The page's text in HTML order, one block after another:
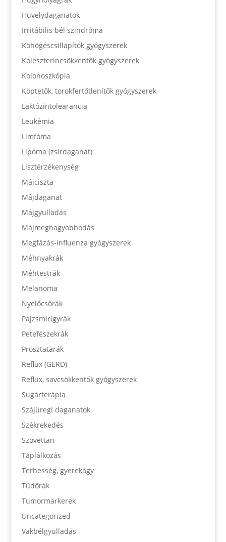
Hüvelydaganatok
Irritábilis bél szindróma
Köhögéscsillapítók gyógyszerek
Koleszterincsökkentők gyógyszerek
Kolonoszkópia
Köptetők, torokfertőtlenítők gyógyszerek
Laktózintolearancia
Leukémia
Limfóma
Lipóma (zsírdaganat)
Lisztérzékenység
Májciszta
Májdaganat
Májgyulladás
Májmegnagyobbodás
Megfázás-influenza gyógyszerek
Méhnyakrák
Méhtestrák
Melanoma
Nyelőcsőrák
Pajzsmirigyrák
Petefészekrák
Prosztatarák
Reflux (GERD)
Reflux, savcsökkentők gyógyszerek
Sugárterápia
Szájüregi daganatok
Székrekedés
Szövettan
Táplálkozás
Terhesség, gyerekágy
Tüdőrák
Tumormarkerek
Uncategorized
Vakbélgyulladás